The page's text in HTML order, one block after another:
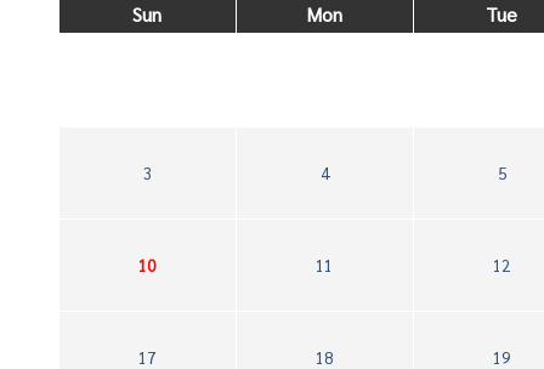
Sun Mon Tue
3 4 5
10 11 12
17 18 19